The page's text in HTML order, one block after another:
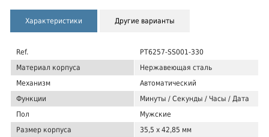
Характеристики Другие варианты
Ref.
PT6257-SS001-330
Материал корпуса
Нержавеющая сталь
Механизм
Автоматический
Функции
Минуты / Секунды / Часы / Дата
Пол
Мужские
Размер корпуса
35,5 x 42,85 мм